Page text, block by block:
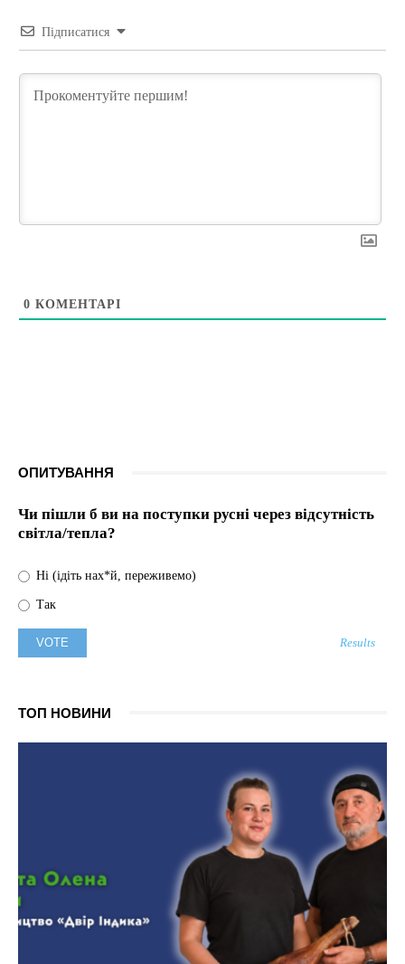
Підписатися
0 КОМЕНТАРІ
ОПИТУВАННЯ
Чи пішли б ви на поступки русні через відсутність
світла/тепла?
Ні (ідіть нах*й, переживемо)
Так
Results
ТОП НОВИНИ